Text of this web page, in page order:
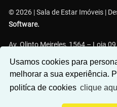
Usamos cookies para
melhorar a sua experiência.
politíca de cookies clique
© 2026 | Sala de Estar Imóveis |
Software.
Av. Olinto Meireles, 1564 – Loja